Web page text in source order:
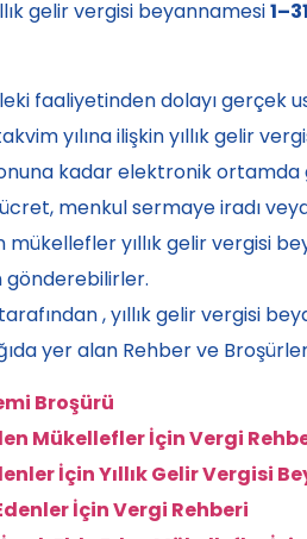
gelir vergisi beyannamesi
faaliyetinden dolayı gerçek
yılına ilişkin yıllık gelir
kadar elektronik
menkul sermaye iradı
mükellefler yıllık gelir vergisi
gönderebilirler.
, yıllık gelir vergisi
yer alan Rehber ve Broşürler
Broşürü
Mükellefler İçin Vergi
İçin Yıllık Gelir Vergisi
İçin Vergi Rehberi